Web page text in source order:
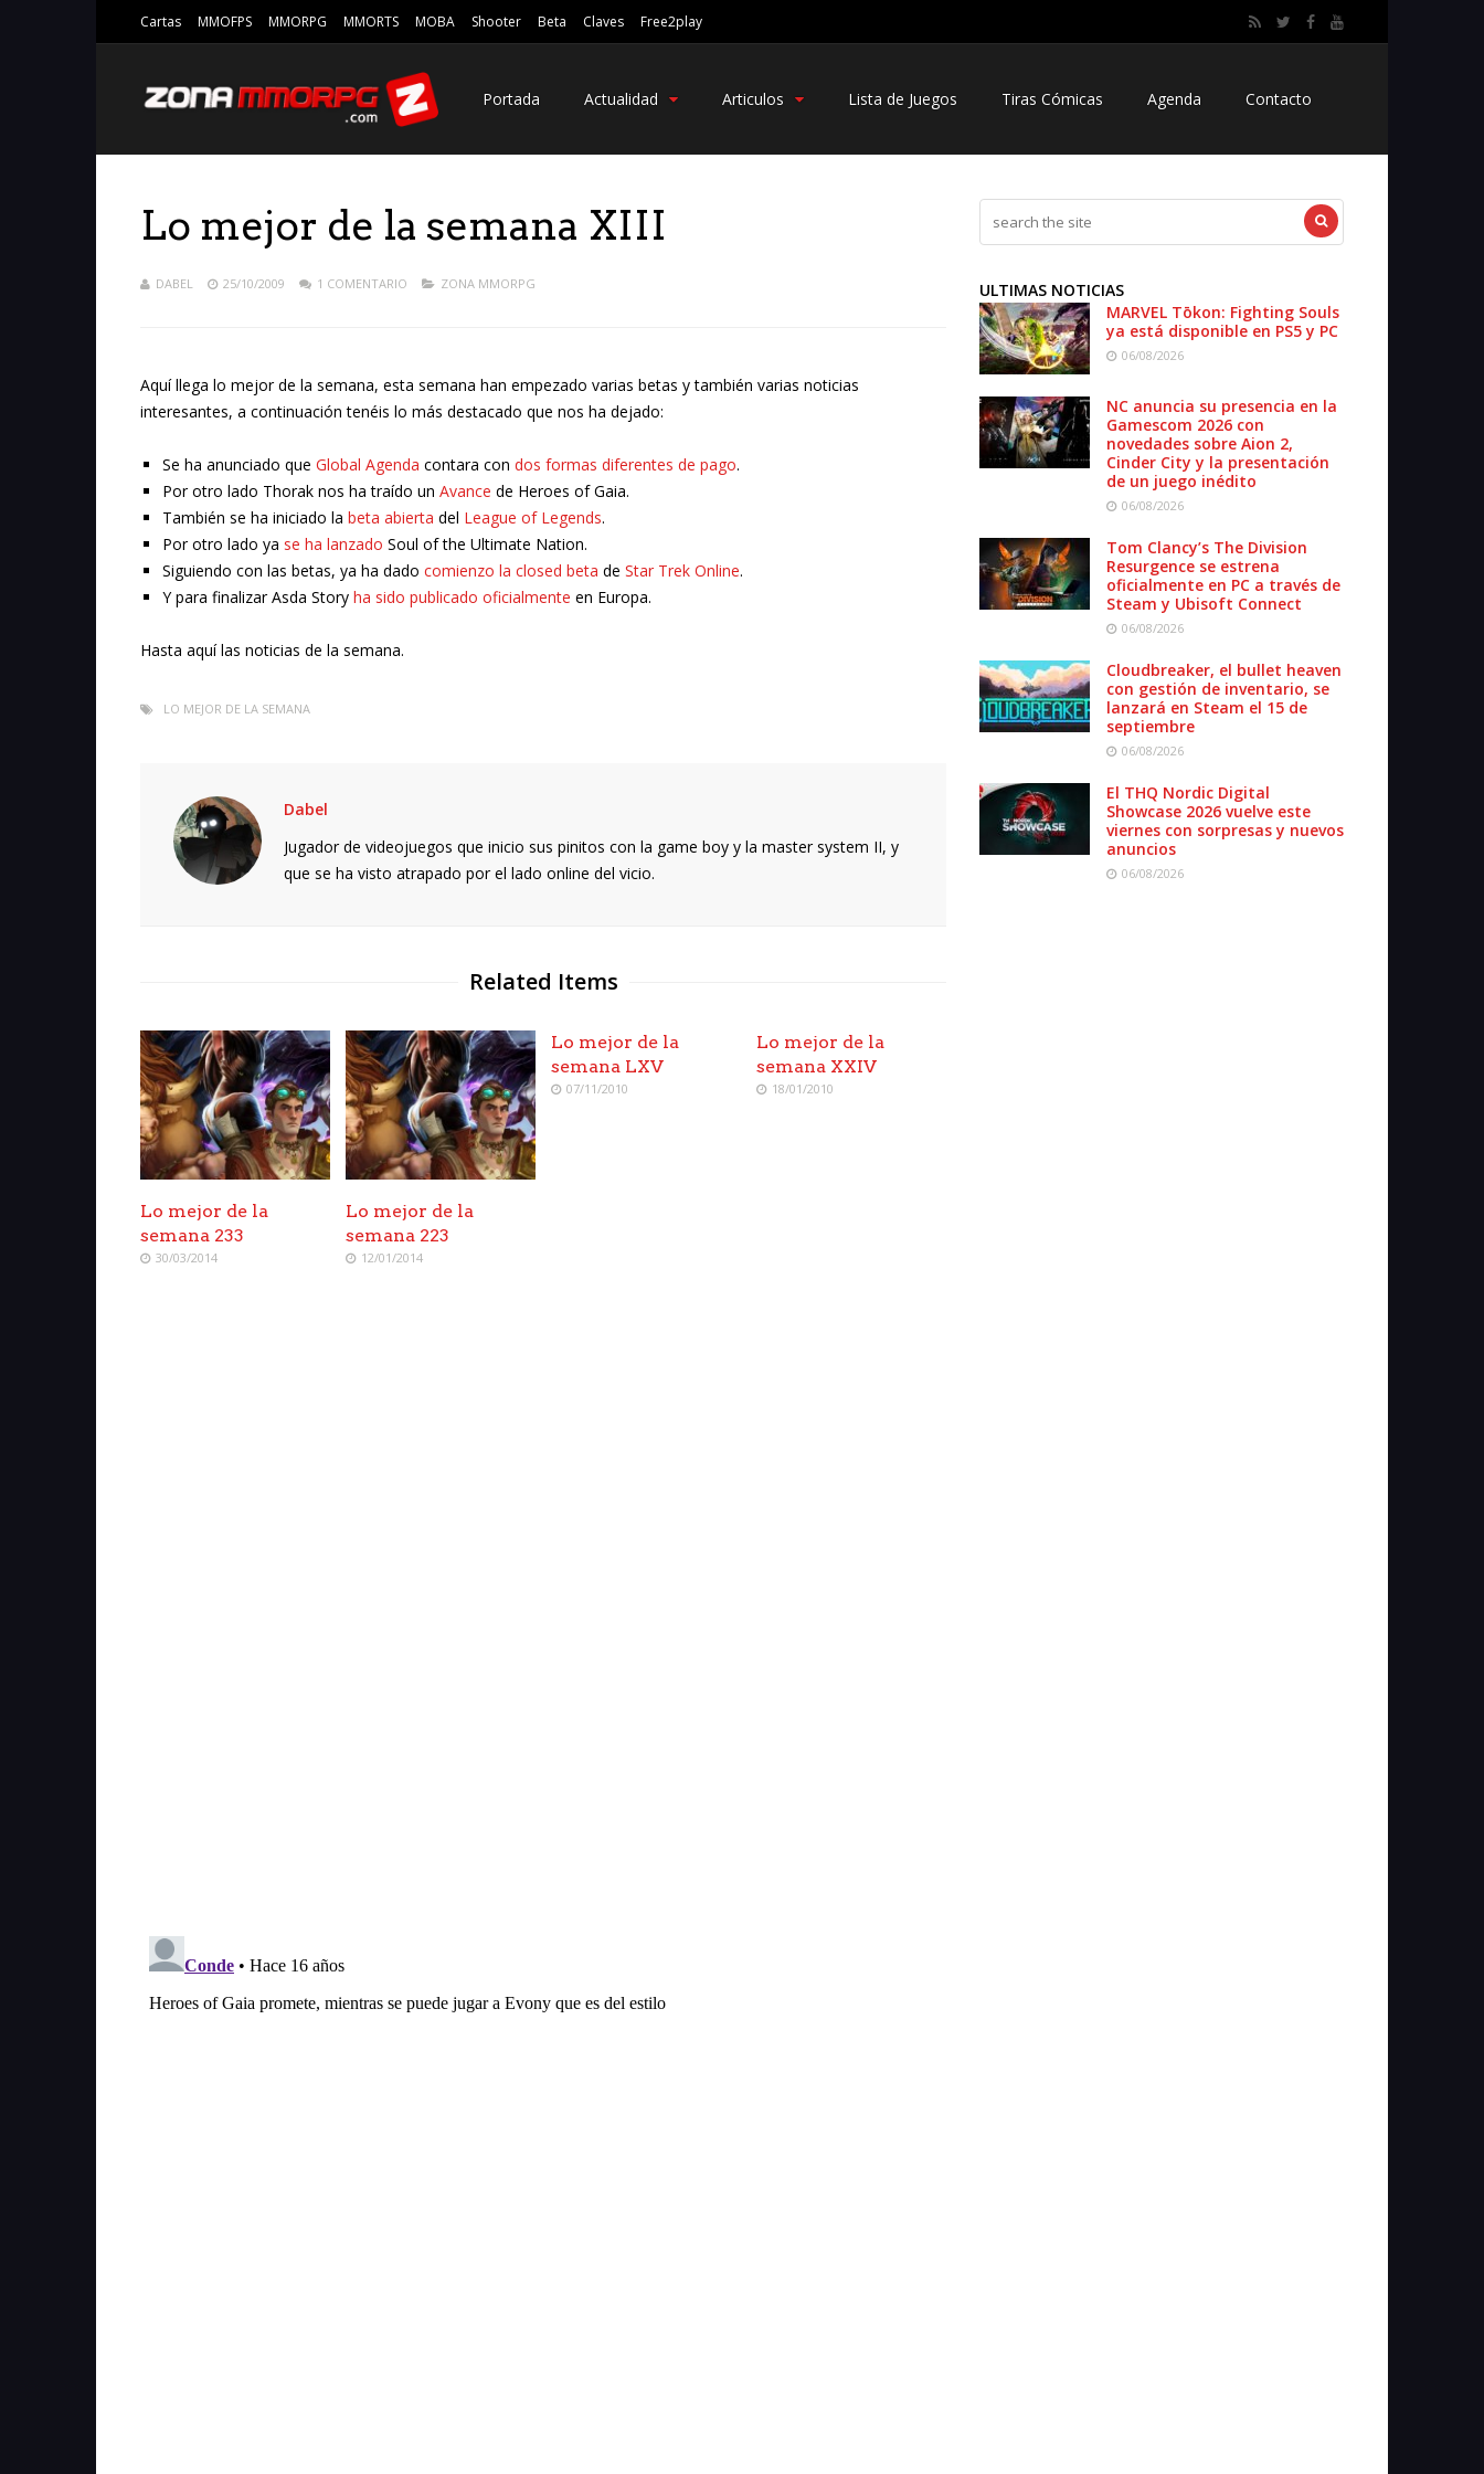
Cartas MMOFPS MMORPG MMORTS MOBA Shooter Beta Claves Free2play
Portada Actualidad Articulos Lista de Juegos Tiras Cómicas Agenda Contacto
Lo mejor de la semana XIII
DABEL 25/10/2009 1 COMENTARIO ZONA MMORPG
Aquí llega lo mejor de la semana, esta semana han empezado varias betas y también varias noticias
interesantes, a continuación tenéis lo más destacado que nos ha dejado:
Se ha anunciado que Global Agenda contara con dos formas diferentes de pago.
Por otro lado Thorak nos ha traído un Avance de Heroes of Gaia.
También se ha iniciado la beta abierta del League of Legends.
Por otro lado ya se ha lanzado Soul of the Ultimate Nation.
Siguiendo con las betas, ya ha dado comienzo la closed beta de Star Trek Online.
Y para finalizar Asda Story ha sido publicado oficialmente en Europa.
Hasta aquí las noticias de la semana.
LO MEJOR DE LA SEMANA
Dabel
Jugador de videojuegos que inicio sus pinitos con la game boy y la master system II, y
que se ha visto atrapado por el lado online del vicio.
Related Items
Lo mejor de la
semana 233
30/03/2014
Lo mejor de la
semana 223
12/01/2014
Lo mejor de la
semana LXV
07/11/2010
Lo mejor de la
semana XXIV
18/01/2010
ULTIMAS NOTICIAS
MARVEL Tōkon: Fighting Souls
ya está disponible en PS5 y PC
06/08/2026
NC anuncia su presencia en la
Gamescom 2026 con
novedades sobre Aion 2,
Cinder City y la presentación
de un juego inédito
06/08/2026
Tom Clancy’s The Division
Resurgence se estrena
oficialmente en PC a través de
Steam y Ubisoft Connect
06/08/2026
Cloudbreaker, el bullet heaven
con gestión de inventario, se
lanzará en Steam el 15 de
septiembre
06/08/2026
El THQ Nordic Digital
Showcase 2026 vuelve este
viernes con sorpresas y nuevos
anuncios
06/08/2026